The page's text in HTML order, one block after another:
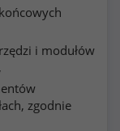
i modułów
zgodnie